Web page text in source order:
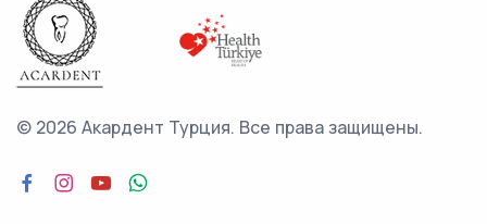
© 2026 Акардент Турция. Все права защищены.